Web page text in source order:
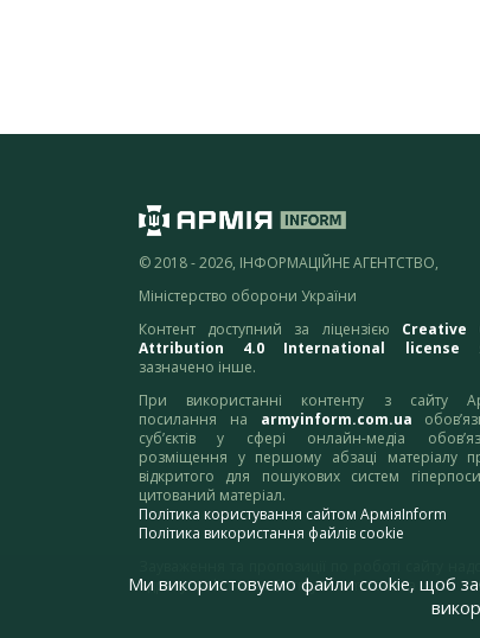
© 2018 - 2026, ІНФОРМАЦІЙНЕ АГЕНТСТВО,
Міністерство оборони України
Контент доступний за ліцензією Creative
Attribution 4.0 International license
зазначено інше.
При використанні контенту з сайту
посилання на armyinform.com.ua
суб’єктів у сфері онлайн-медіа
розміщення у першому абзаці матеріалу
відкритого для пошукових систем
цитований матеріал.
Політика користування сайтом АрміяInform
Політика використання файлів cookie
адресу:webmaster@armyinform.com.ua
Ми використовуємо файли cookie, щоб